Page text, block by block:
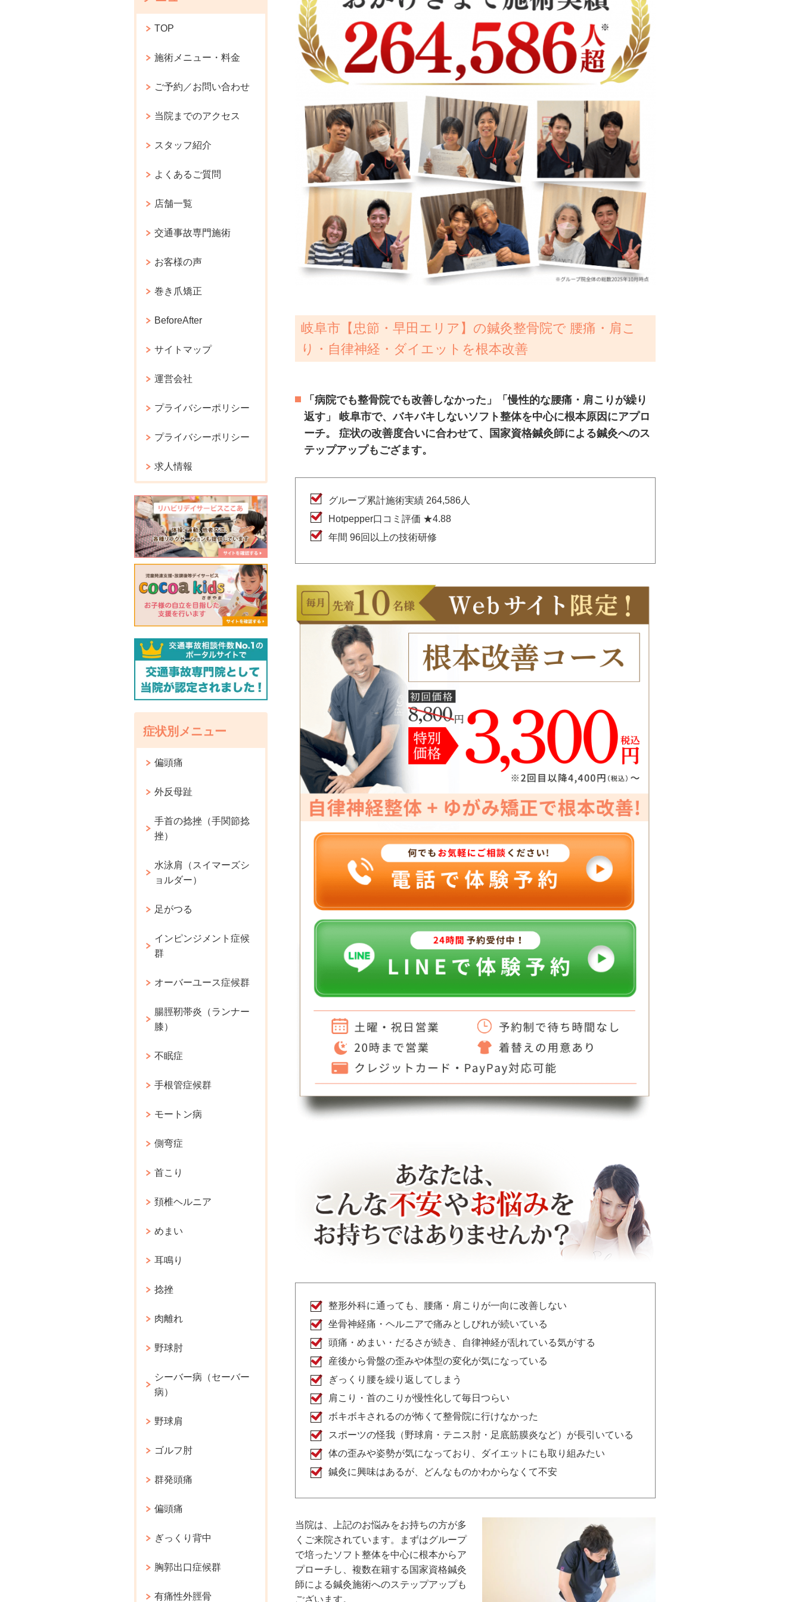
岐阜市【忠節・早田エリア】の鍼灸整骨院で 腰痛・肩こ
り・自律神経・ダイエットを根本改善
「病院でも整骨院でも改善しなかった」「慢性的な腰痛・肩こりが繰り
返す」 岐阜市で、バキバキしないソフト整体を中心に根本原因にアプロ
ーチ。 症状の改善度合いに合わせて、国家資格鍼灸師による鍼灸へのス
テップアップもござます。
グループ累計施術実績 264,586人
Hotpepper口コミ評価 ★4.88
年間 96回以上の技術研修
整形外科に通っても、腰痛・肩こりが一向に改善しない
坐骨神経痛・ヘルニアで痛みとしびれが続いている
頭痛・めまい・だるさが続き、自律神経が乱れている気がする
産後から骨盤の歪みや体型の変化が気になっている
ぎっくり腰を繰り返してしまう
肩こり・首のこりが慢性化して毎日つらい
ボキボキされるのが怖くて整骨院に行けなかった
スポーツの怪我（野球肩・テニス肘・足底筋膜炎など）が長引いている
体の歪みや姿勢が気になっており、ダイエットにも取り組みたい
鍼灸に興味はあるが、どんなものかわからなくて不安
当院は、上記のお悩みをお持ちの方が多
くご来院されています。まずはグループ
で培ったソフト整体を中心に根本からア
プローチし、複数在籍する国家資格鍼灸
師による鍼灸施術へのステップアップも
ございます。
TOP
施術メニュー・料金
ご予約／お問い合わせ
当院までのアクセス
スタッフ紹介
よくあるご質問
店舗一覧
交通事故専門施術
お客様の声
巻き爪矯正
BeforeAfter
サイトマップ
運営会社
プライバシーポリシー
プライバシーポリシー
求人情報
症状別メニュー
偏頭痛
外反母趾
手首の捻挫（手関節捻
挫）
水泳肩（スイマーズシ
ョルダー）
足がつる
インピンジメント症候
群
オーバーユース症候群
腸脛靭帯炎（ランナー
膝）
不眠症
手根管症候群
モートン病
側弯症
首こり
頚椎ヘルニア
めまい
耳鳴り
捻挫
肉離れ
野球肘
シーバー病（セーバー
病）
野球肩
ゴルフ肘
群発頭痛
偏頭痛
ぎっくり背中
胸郭出口症候群
有痛性外脛骨